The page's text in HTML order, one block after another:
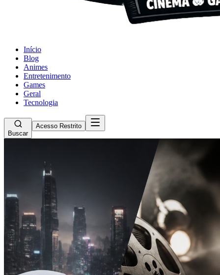
Início
Blog
Animes
Entretenimento
Games
Geral
Tecnologia
Buscar
Acesso Restrito